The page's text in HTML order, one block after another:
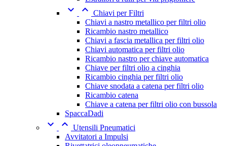
  Chiavi per Filtri
Chiavi a nastro metallico per filtri olio
Ricambio nastro metallico
Chiavi a fascia metallica per filtri olio
Chiavi automatica per filtri olio
Ricambio nastro per chiave automatica
Chiave per filtri olio a cinghia
Ricambio cinghia per filtri olio
Chiave snodata a catena per filtri olio
Ricambio catena
Chiave a catena per filtri olio con bussola
SpaccaDadi
  Utensili Pneumatici
Avvitatori a Impulsi